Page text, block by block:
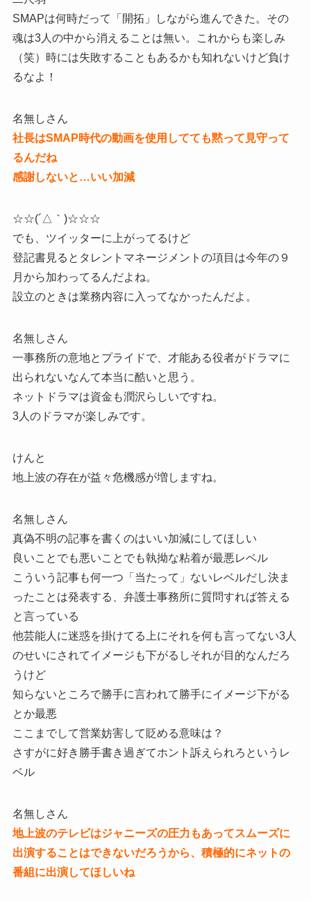
SMAPは何時だって「開拓」しながら進んできた。その
魂は3人の中から消えることは無い。これからも楽しみ
（笑）時には失敗することもあるかも知れないけど負け
るなよ！
名無しさん
社長はSMAP時代の動画を使用してても黙って見守って
るんだね
感謝しないと…いい加減
☆☆(´△｀)☆☆☆
でも、ツイッターに上がってるけど
登記書見るとタレントマネージメントの項目は今年の９
月から加わってるんだよね。
設立のときは業務内容に入ってなかったんだよ。
名無しさん
一事務所の意地とプライドで、才能ある役者がドラマに
出られないなんて本当に酷いと思う。
ネットドラマは資金も潤沢らしいですね。
3人のドラマが楽しみです。
けんと
地上波の存在が益々危機感が増しますね。
名無しさん
真偽不明の記事を書くのはいい加減にしてほしい
良いことでも悪いことでも執拗な粘着が最悪レベル
こういう記事も何一つ「当たって」ないレベルだし決ま
ったことは発表する、弁護士事務所に質問すれば答える
と言っている
他芸能人に迷惑を掛けてる上にそれを何も言ってない3人
のせいにされてイメージも下がるしそれが目的なんだろ
うけど
知らないところで勝手に言われて勝手にイメージ下がる
とか最悪
ここまでして営業妨害して貶める意味は？
さすがに好き勝手書き過ぎてホント訴えられろというレ
ベル
名無しさん
地上波のテレビはジャニーズの圧力もあってスムーズに
出演することはできないだろうから、積極的にネットの
番組に出演してほしいね